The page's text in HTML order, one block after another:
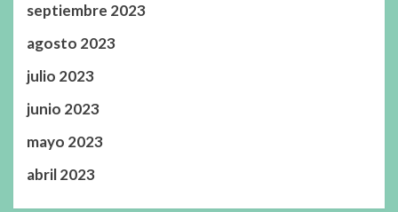
septiembre 2023
agosto 2023
julio 2023
junio 2023
mayo 2023
abril 2023